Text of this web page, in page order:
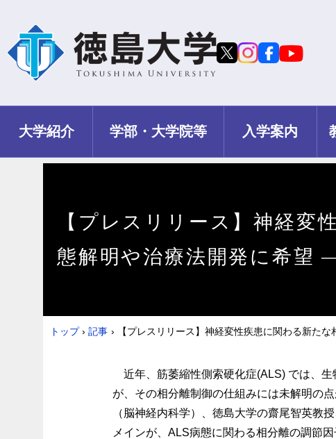
大学紹介 学部・大学院等 入学案内
【プレスリリース】神経
態解明や治療法開発に希望
トップ › 記事 › 【プレスリリース】神経変性疾患に関わる新た
近年、筋萎縮性側索硬化症(ALS) では、生
が、その相分離制御の仕組みには未解明の
（脳神経内科学）、徳島大学の齋尾智英教
メインが、ALS病態に関わる相分離の調節